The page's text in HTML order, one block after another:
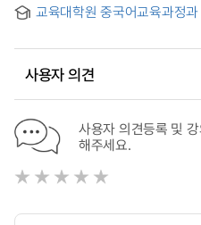
교육대학원 중국어교육과정
사용자 의견
사용자 의견등록 및
해주세요.